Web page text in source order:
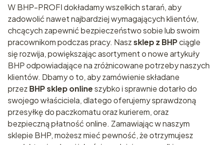
W BHP-PROFI dokładamy wszelkich starań, aby
zadowolić nawet najbardziej wymagających klientów,
chcących zapewnić bezpieczeństwo sobie lub swoim
pracownikom podczas pracy. Naszsklep z BHPciągle
się rozwija, powiększając asortyment o nowe artykuły
BHP odpowiadające na zróżnicowane potrzeby naszych
klientów. Dbamy o to, aby zamówienie składane
przez BHP sklep onlineszybko i sprawnie dotarło do
swojego właściciela, dlatego oferujemy sprawdzoną
przesyłkę do paczkomatu oraz kurierem, oraz
bezpieczną płatność online. Zamawiając w naszym
sklepie BHP, możesz mieć pewność, że otrzymujesz